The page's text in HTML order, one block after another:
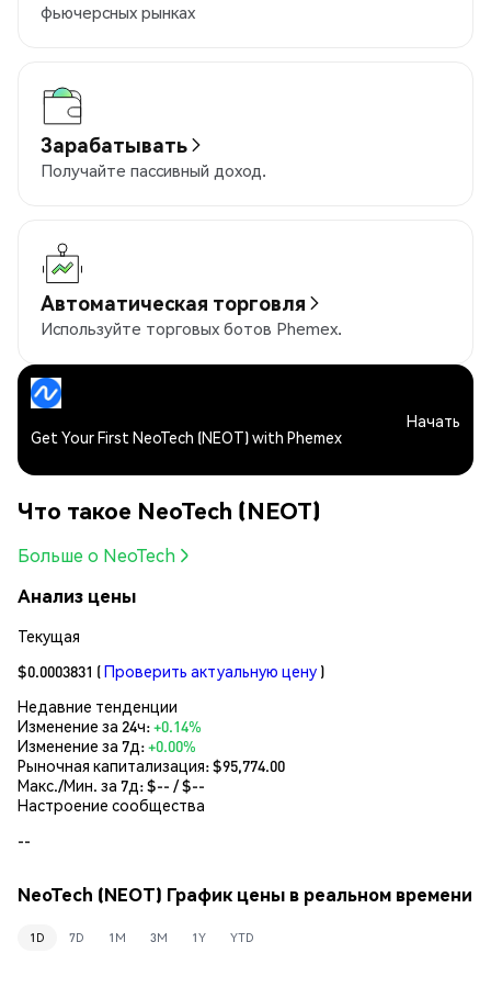
фьючерсных рынках
Зарабатывать
Получайте пассивный доход.
Автоматическая торговля
Используйте торговых ботов Phemex.
Get Your First NeoTech (NEOT) with Phemex
Начать
Что такое NeoTech (NEOT)
Больше о NeoTech
Анализ цены
Текущая
$0.0003831 (Проверить актуальную цену )
Недавние тенденции
Изменение за 24ч:+0.14%
Изменение за 7д:+0.00%
Рыночная капитализация:$95,774.00
Макс./Мин. за 7д: $-- / $--
Настроение сообщества
--
NeoTech (NEOT) График цены в реальном времени
1D 7D 1M 3M 1Y YTD